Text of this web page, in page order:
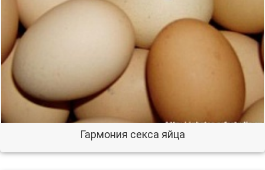
Гармония секса яйца